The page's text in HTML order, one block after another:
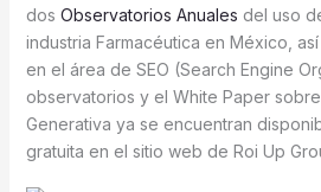
dos Observatorios Anuales del uso
industria Farmacéutica en México,
en el área de SEO (Search Engine
observatorios y el White Paper
Generativa ya se encuentran
gratuita en el sitio web de Roi Up